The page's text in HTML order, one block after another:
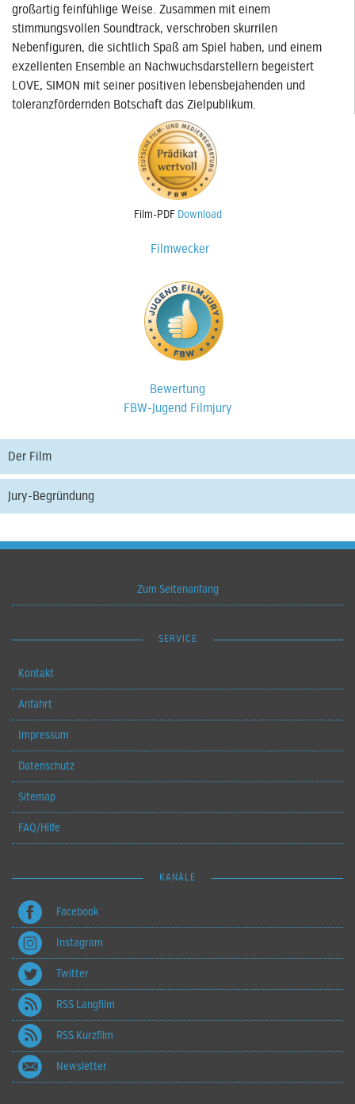
großartig feinfühlige Weise. Zusammen mit einem
stimmungsvollen Soundtrack, verschroben skurrilen
Nebenfiguren, die sichtlich Spaß am Spiel haben, und einem
exzellenten Ensemble an Nachwuchsdarstellern begeistert
LOVE, SIMON mit seiner positiven lebensbejahenden und
toleranzfördernden Botschaft das Zielpublikum.
Film-PDF Download
Filmwecker
Bewertung
FBW-Jugend Filmjury
Der Film
Jury-Begründung
Zum Seitenanfang
SERVICE
Kontakt
Anfahrt
Impressum
Datenschutz
Sitemap
FAQ/Hilfe
KANÄLE
Facebook
Instagram
Twitter
RSS Langfilm
RSS Kurzfilm
Newsletter